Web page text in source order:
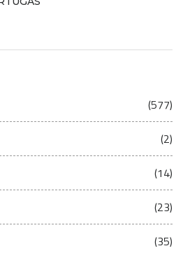
(577)
(2)
(14)
(23)
(35)